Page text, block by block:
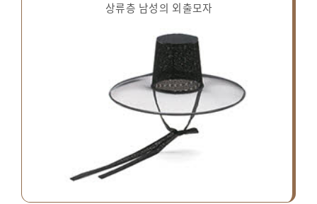
상류층 남성의 외출모자